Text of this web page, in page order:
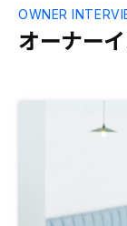
から引き渡しま
みや火災保険に
りました。 案
オーナー
OWNER